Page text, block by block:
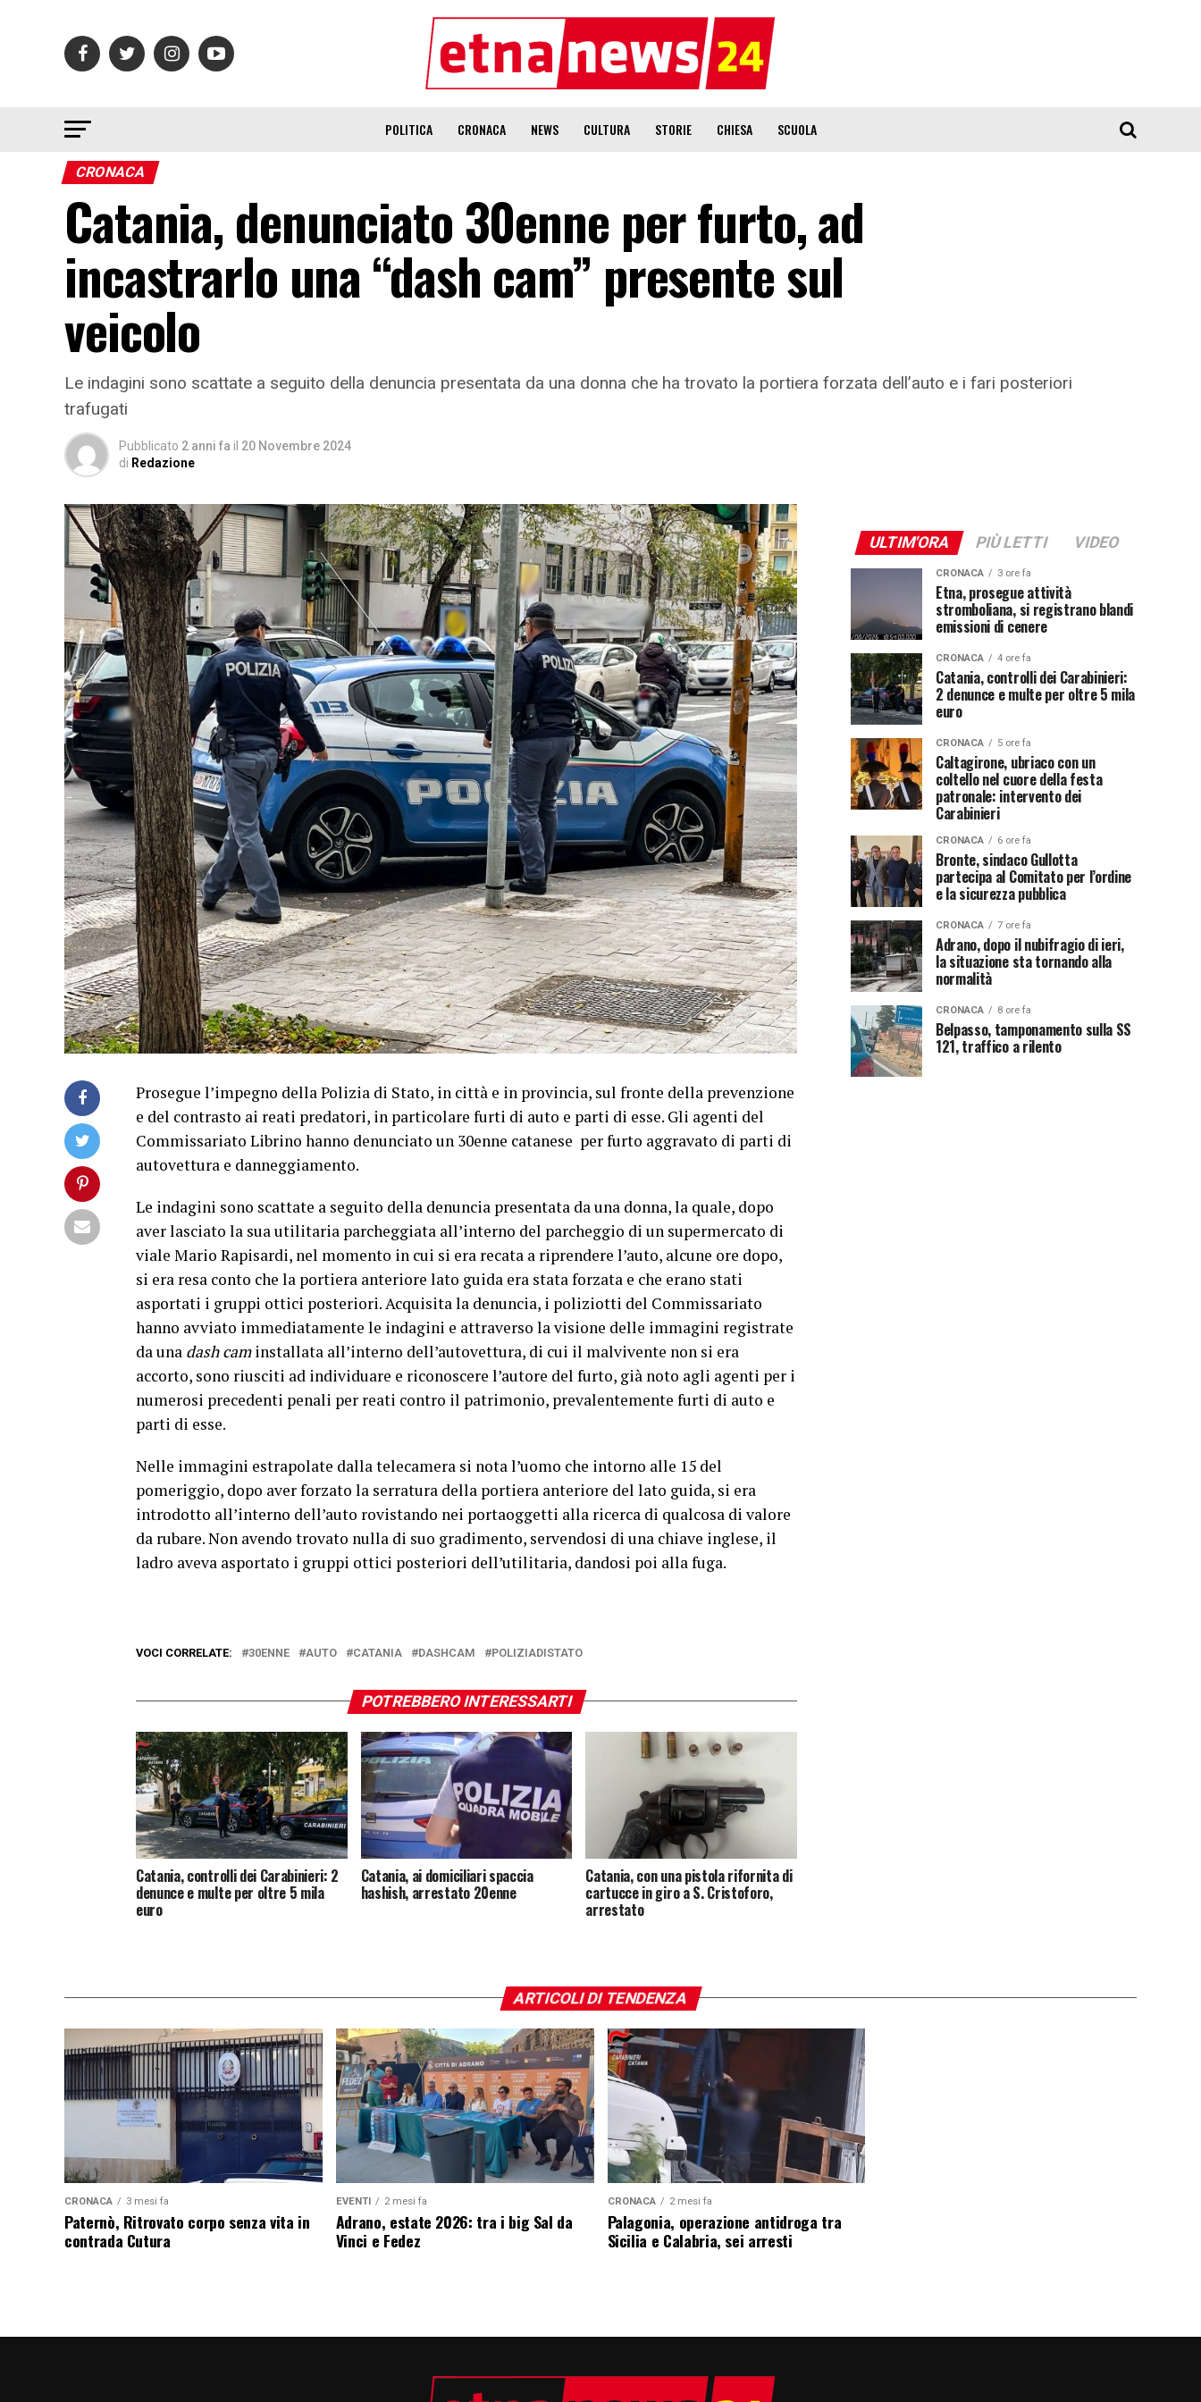
POLITICA CRONACA NEWS CULTURA STORIE CHIESA SCUOLA
CRONACA
Catania, denunciato 30enne per furto, ad
incastrarlo una “dash cam” presente sul
veicolo
Le indagini sono scattate a seguito della denuncia presentata da una donna che ha trovato la portiera forzata dell’auto e i fari posteriori
trafugati
Pubblicato 2 anni fa il 20 Novembre 2024
di Redazione
Prosegue l’impegno della Polizia di Stato, in città e in provincia, sul fronte della prevenzione
e del contrasto ai reati predatori, in particolare furti di auto e parti di esse. Gli agenti del
Commissariato Librino hanno denunciato un 30enne catanese per furto aggravato di parti di
autovettura e danneggiamento.
Le indagini sono scattate a seguito della denuncia presentata da una donna, la quale, dopo
aver lasciato la sua utilitaria parcheggiata all’interno del parcheggio di un supermercato di
viale Mario Rapisardi, nel momento in cui si era recata a riprendere l’auto, alcune ore dopo,
si era resa conto che la portiera anteriore lato guida era stata forzata e che erano stati
asportati i gruppi ottici posteriori. Acquisita la denuncia, i poliziotti del Commissariato
hanno avviato immediatamente le indagini e attraverso la visione delle immagini registrate
da una dash caminstallata all’interno dell’autovettura, di cui il malvivente non si era
accorto, sono riusciti ad individuare e riconoscere l’autore del furto, già noto agli agenti per i
numerosi precedenti penali per reati contro il patrimonio, prevalentemente furti di auto e
parti di esse.
Nelle immagini estrapolate dalla telecamera si nota l’uomo che intorno alle 15 del
pomeriggio, dopo aver forzato la serratura della portiera anteriore del lato guida, si era
introdotto all’interno dell’auto rovistando nei portaoggetti alla ricerca di qualcosa di valore
da rubare. Non avendo trovato nulla di suo gradimento, servendosi di una chiave inglese, il
ladro aveva asportato i gruppi ottici posteriori dell’utilitaria, dandosi poi alla fuga.
VOCI CORRELATE: 30ENNE AUTO CATANIA DASHCAM POLIZIADISTATO
POTREBBERO INTERESSARTI
Catania, controlli dei Carabinieri: 2
denunce e multe per oltre 5 mila
euro
Catania, ai domiciliari spaccia
hashish, arrestato 20enne
Catania, con una pistola rifornita di
cartucce in giro a S. Cristoforo,
arrestato
ULTIM'ORA PIÙ LETTI VIDEO
CRONACA 3 ore fa
Etna, prosegue attività
stromboliana, si registrano blandi
emissioni di cenere
CRONACA 4 ore fa
Catania, controlli dei Carabinieri:
2 denunce e multe per oltre 5 mila
euro
CRONACA 5 ore fa
Caltagirone, ubriaco con un
coltello nel cuore della festa
patronale: intervento dei
Carabinieri
CRONACA 6 ore fa
Bronte, sindaco Gullotta
partecipa al Comitato per l’ordine
e la sicurezza pubblica
CRONACA 7 ore fa
Adrano, dopo il nubifragio di ieri,
la situazione sta tornando alla
normalità
CRONACA 8 ore fa
Belpasso, tamponamento sulla SS
121, traffico a rilento
ARTICOLI DI TENDENZA
CRONACA 3 mesi fa
Paternò, Ritrovato corpo senza vita in
contrada Cutura
EVENTI 2 mesi fa
Adrano, estate 2026: tra i big Sal da
Vinci e Fedez
CRONACA 2 mesi fa
Palagonia, operazione antidroga tra
Sicilia e Calabria, sei arresti